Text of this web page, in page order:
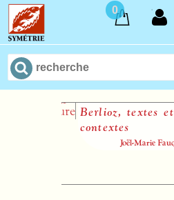
0
Berlioz, textes et
contextes
Joël-Marie Fauquet